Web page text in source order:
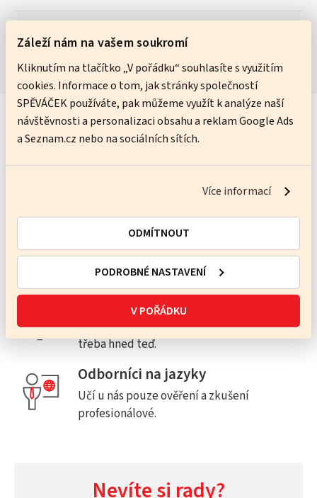
Záleží nám na vašem soukromí
Kliknutím na tlačítko „V pořádku“ souhlasíte s využitím
cookies. Informace o tom, jak stránky společností
SPĚVÁČEK používáte, pak můžeme využít k analýze naší
návštěvnosti a personalizaci obsahu a reklam Google Ads
a Seznam.cz nebo na sociálních sítích.
Více informací
V POŘÁDKU
PODROBNÉ NASTAVENÍ
ODMÍTNOUT
Můžu objednanou lekci zrušit?
Naše výhody
Výuka na míru
Vy rozhodujete o tom, kdy, kde a jak často
Efektivní studium
Lekce se zaměřují přesně na to, co
potřebujete zlepšit.
Svoboda volby
Výběr lektora je zcela na vás. Začít můžete
třeba hned teď.
Odborníci na jazyky
Učí u nás pouze ověření a zkušení
profesionálové.
Nevíte si rady?